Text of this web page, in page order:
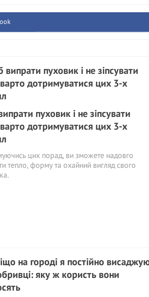
пуховик і не зіпсувати
дотримуватися цих 3-х
цих порад, ви зможете надовго
тепло, форму та охайний вигляд свого